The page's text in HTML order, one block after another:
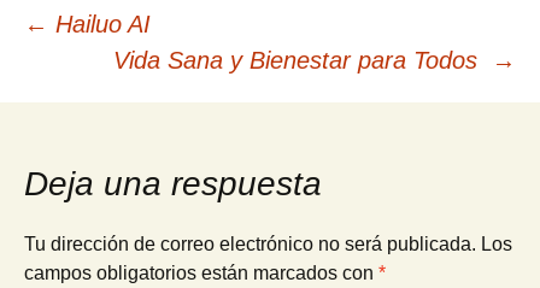
Navegación
de
entradas
← Hailuo AI
Vida Sana y Bienestar para Todos
→
Deja una respuesta
Tu dirección de correo electrónico no será publicada. Los
campos obligatorios están marcados con *